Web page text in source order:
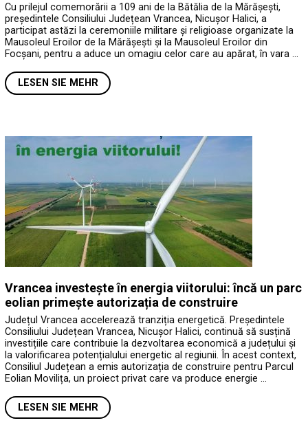
Cu prilejul comemorării a 109 ani de la Bătălia de la Mărășești,
președintele Consiliului Județean Vrancea, Nicușor Halici, a
participat astăzi la ceremoniile militare și religioase organizate la
Mausoleul Eroilor de la Mărășești și la Mausoleul Eroilor din
Focșani, pentru a aduce un omagiu celor care au apărat, în vara …
LESEN SIE MEHR
Vrancea investește în energia viitorului: încă un parc
eolian primește autorizația de construire
Județul Vrancea accelerează tranziția energetică. Președintele
Consiliului Județean Vrancea, Nicușor Halici, continuă să susțină
investițiile care contribuie la dezvoltarea economică a județului și
la valorificarea potențialului energetic al regiunii. În acest context,
Consiliul Județean a emis autorizația de construire pentru Parcul
Eolian Movilița, un proiect privat care va produce energie …
LESEN SIE MEHR